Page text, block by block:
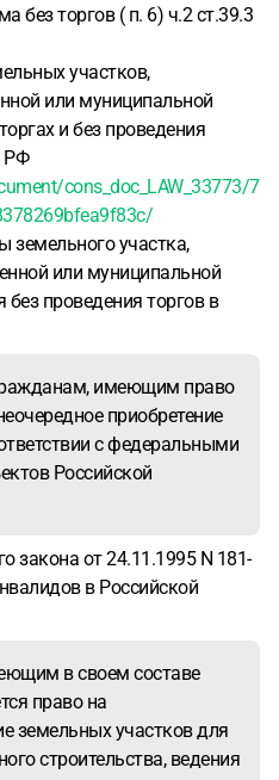
без торгов ( п. 6) ч.2 ст.39.3
участков,
или муниципальной
и без проведения
РФ
cons_doc_LAW_33773/7
земельного участка,
или муниципальной
без проведения торгов в
имеющим право
приобретение
с федеральными
Российской
закона от 24.11.1995 N 181-
в Российской
в своем составе
право на
земельных участков для
строительства, ведения